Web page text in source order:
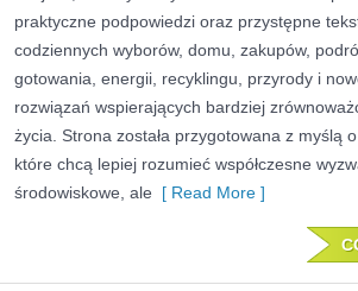
praktyczne podpowiedzi oraz przystępne
codziennych wyborów, domu, zakupów,
gotowania, energii, recyklingu, przyrody i
rozwiązań wspierających bardziej
życia. Strona została przygotowana z myślą o
które chcą lepiej rozumieć współczesne
środowiskowe, ale [ Read More ]